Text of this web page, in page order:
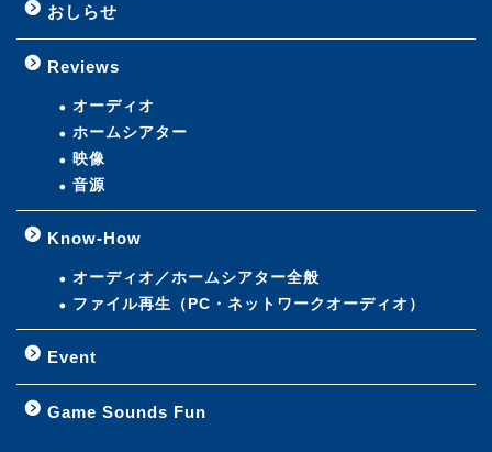
おしらせ
Reviews
オーディオ
ホームシアター
映像
音源
Know-How
オーディオ／ホームシアター全般
ファイル再生（PC・ネットワークオーディオ）
Event
Game Sounds Fun